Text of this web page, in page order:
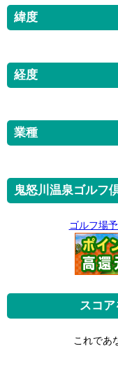
緯度
経度
業種
鬼怒川温泉ゴルフ
ゴルフ場
スコア
これであ